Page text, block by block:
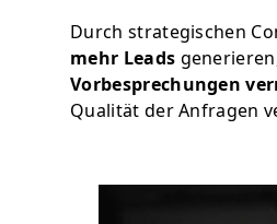
Durch strategischen
mehr Leads
Vorbesprechungen
Qualität der Anfragen